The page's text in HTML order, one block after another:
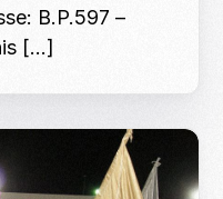
B.P.597 –
[…]